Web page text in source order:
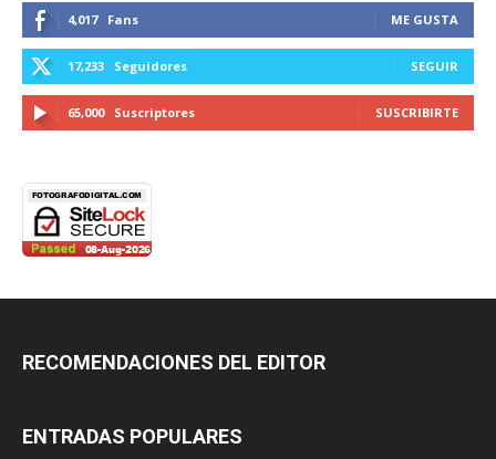
4,017 Fans ME GUSTA
17,233 Seguidores SEGUIR
65,000 Suscriptores SUSCRIBIRTE
RECOMENDACIONES DEL EDITOR
ENTRADAS POPULARES